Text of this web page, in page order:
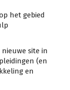
het gebied
site in
(en
en